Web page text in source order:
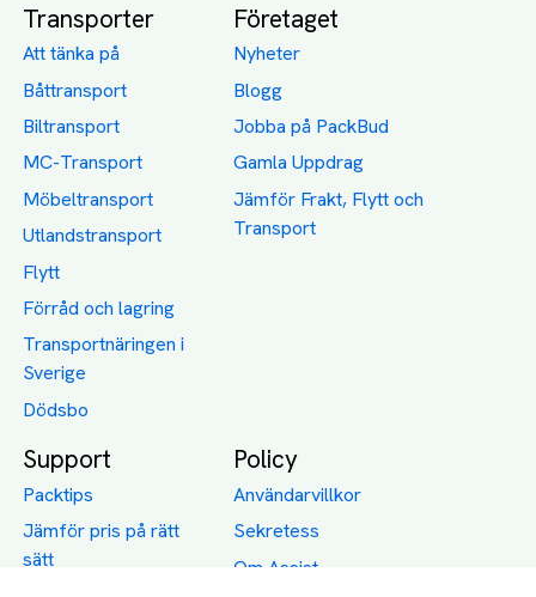
Transporter
Att tänka på
Båttransport
Biltransport
MC-Transport
Möbeltransport
Utlandstransport
Flytt
Förråd och lagring
Transportnäringen i
Sverige
Dödsbo
Företaget
Nyheter
Blogg
Jobba på PackBud
Gamla Uppdrag
Jämför Frakt, Flytt och
Transport
Support
Packtips
Jämför pris på rätt
sätt
Policy
Användarvillkor
Sekretess
Om Assist